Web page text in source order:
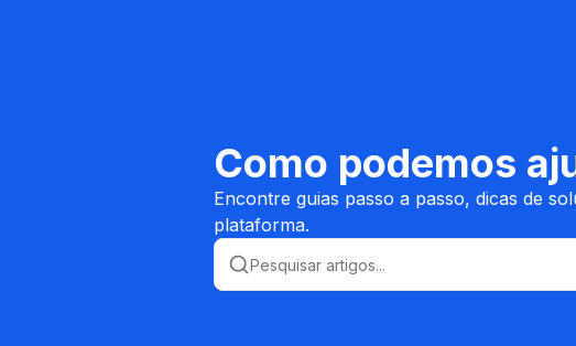
Como podemos
Encontre guias passo a passo, dicas de
plataforma.